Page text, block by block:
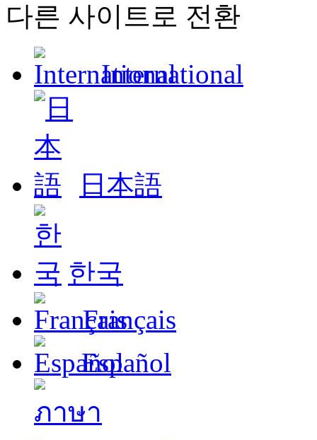
다른 사이트로 전환
International
日本語
한국
Français
Español